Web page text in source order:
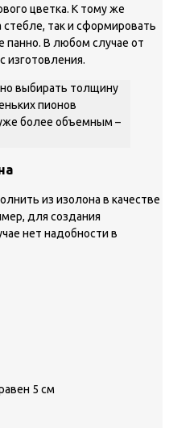
цветка. К тому же
так и сформировать
панно. В любом случае от
изготовления.
выбирать толщину
пионов
более объемным –
из изолона в качестве
для создания
нет надобности в
5 см